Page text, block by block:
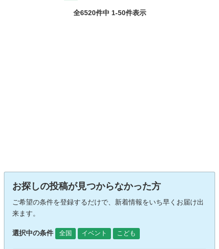
全6520件中 1-50件表示
お探しの投稿が見つからなかった方
ご希望の条件を登録するだけで、新着情報をいち早くお届け出
来ます。
選択中の条件 全国 イベント こども